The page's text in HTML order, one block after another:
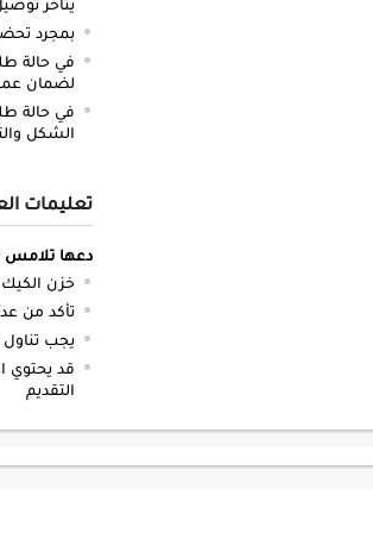
بمجرد
في حالة
لضمان
في حالة
الشكل
تعليمات
دعها تلامس
خزن الكيك
تأكد من
يجب تناول
قد يحتوي
التقديم